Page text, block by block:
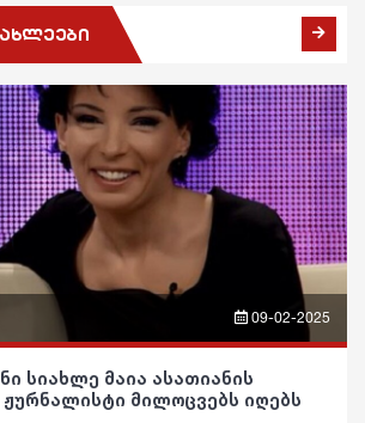
09-02-2025
სიახლე მაია ასათიანის
ჟურნალისტი მილოცვებს იღებს